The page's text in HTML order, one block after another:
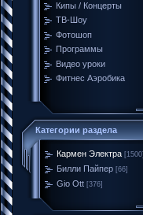
Кипы / Концерты
ТВ-Шоу
Фотошоп
Программы
Видео уроки
Фитнес Аэробика
Категории раздела
Кармен Электра [1500]
Билли Пайпер [66]
Gio Ott [376]